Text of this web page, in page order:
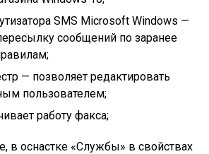
SMS Microsoft Windows —
сообщений по заранее
— позволяет редактировать
пользователем;
работу факса;
в оснастке «Службы» в свойствах